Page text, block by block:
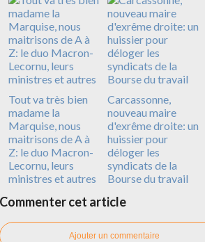
Tout va très bien
madame la
Marquise, nous
maitrisons de A à
Z: le duo Macron-
Lecornu, leurs
ministres et autres
Carcassonne,
nouveau maire
d'exrême droite: un
huissier pour
déloger les
syndicats de la
Bourse du travail
Commenter cet article
Ajouter un commentaire